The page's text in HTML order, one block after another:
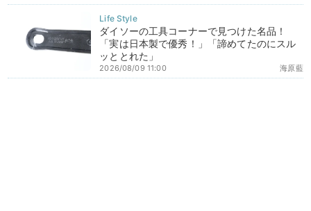
ダイソーの工具コーナーで見つけた名品！
「実は日本製で優秀！」「諦めてたのにスル
ッととれた」
海原藍
2026/08/09 11:00